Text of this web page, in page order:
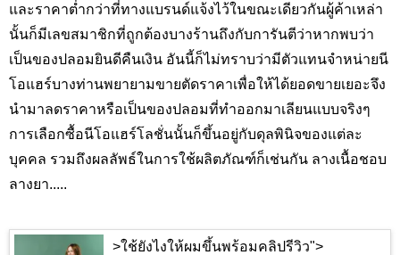
และราคาต่ำกว่าที่ทางแบรนด์แจ้งไว้ในขณะเดียวกันผู้ค้าเหล่า
นั้นก็มีเลขสมาชิกที่ถูกต้องบางร้านถึงกับการันตีว่าหากพบว่า
เป็นของปลอมยินดีคืนเงิน อันนี้ก็ไม่ทราบว่ามีตัวแทนจำหน่ายนี
โอแฮร์บางท่านพยายามขายตัดราคาเพื่อให้ได้ยอดขายเยอะจึง
นำมาลดราคาหรือเป็นของปลอมที่ทำออกมาเลียนแบบจริงๆ
การเลือกซื้อนีโอแฮร์โลชั่นนั้นก็ขึ้นอยู่กับดุลพินิจของแต่ละ
บุคคล รวมถึงผลลัพธ์ในการใช้ผลิตภัณฑ์ก็เช่นกัน ลางเนื้อชอบ
ลางยา.....
>ใช้ยังไงให้ผมขึ้นพร้อมคลิปรีวิว">